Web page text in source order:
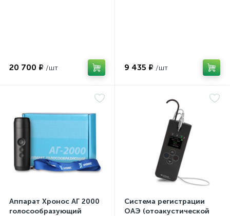
20 700 ₽ 9 435 ₽
Аппарат Хронос АГ 2000
голосообразующий
Система регистрации
ОАЭ (отоакустической